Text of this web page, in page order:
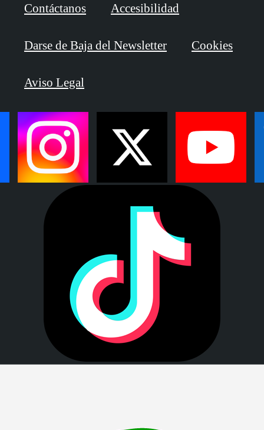
Contáctanos Accesibilidad
Darse de Baja del Newsletter Cookies
Aviso Legal